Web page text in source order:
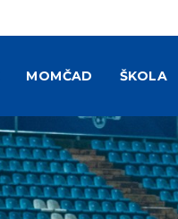
MOMČAD ŠKOLA